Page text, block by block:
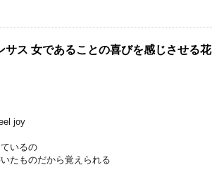
サス 女であることの喜びを感じさせる花
joy
いるの
たものだから覚えられる